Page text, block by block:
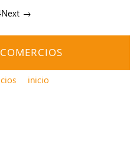
Next →
inicio